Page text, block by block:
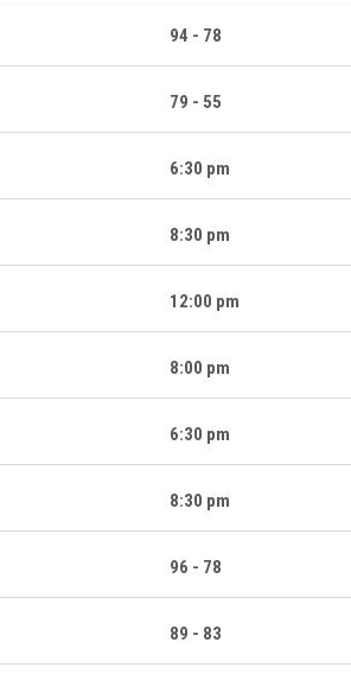
94 - 78
79 - 55
6:30 pm
8:30 pm
12:00 pm
8:00 pm
6:30 pm
8:30 pm
96 - 78
89 - 83